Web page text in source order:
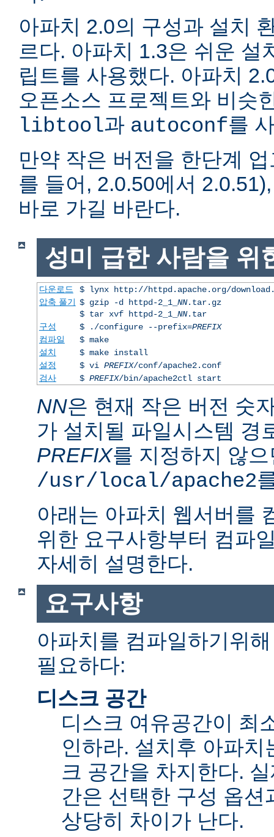
아파치 2.0의 구성과 설치
르다. 아파치 1.3은 쉬운 설
립트를 사용했다. 아파치
오픈소스 프로젝트와 비슷
libtool과 autoconf를
만약 작은 버전을 한단계
를 들어, 2.0.50에서
바로 가길 바란다.
성미 급한 사람을 위
다운로드
$ lynx http://httpd.apache.org/
압축 풀기 $ gzip -d httpd-2_1_ NN.tar.gz
$ tar xvf httpd-2_1_ NN.tar
구성
$ ./configure --prefix=PREFIX
컴파일
$ make
설치
$ make install
설정
$ vi PREFIX/conf/apache2.conf
검사
$ PREFIX/bin/apache2ctl start
NN은 현재 작은 버전 숫
가 설치될 파일시스템 경
PREFIX를 지정하지 않
/usr/local/apache2
아래는 아파치 웹서버를
위한 요구사항부터 컴파
자세히 설명한다.
요구사항
아파치를 컴파일하기위
필요하다:
디스크 공간
디스크 여유공간이 최
인하라. 설치후 아파
크 공간을 차지한다.
간은 선택한 구성 옵
상당히 차이가 난다.